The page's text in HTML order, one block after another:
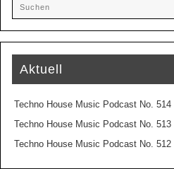
Aktuell
Techno House Music Podcast No. 514
Techno House Music Podcast No. 513
Techno House Music Podcast No. 512